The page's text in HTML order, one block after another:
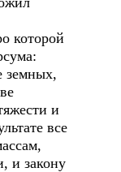
которой
земных,
и
все
и закону